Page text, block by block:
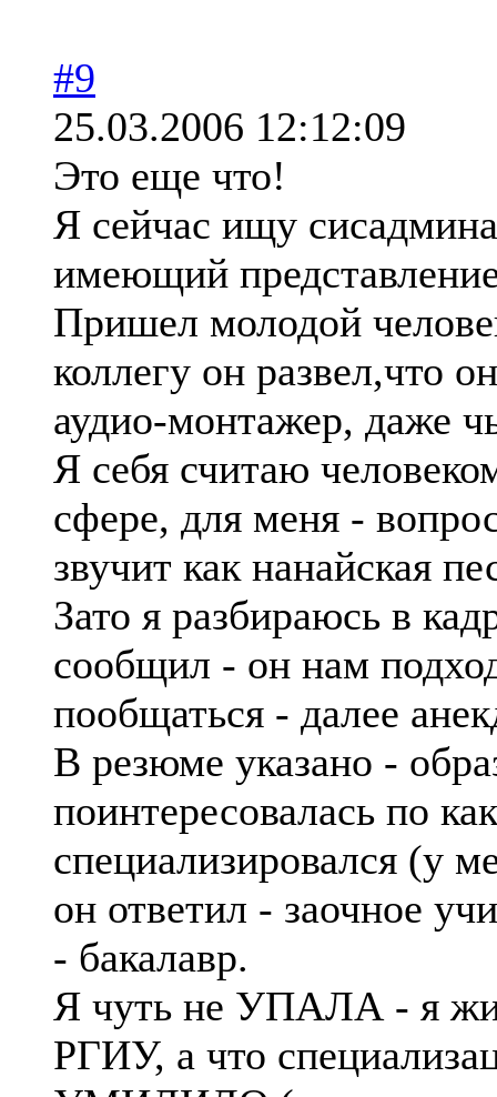
#9
25.03.2006 12:12:09
Это еще что!
Я сейчас ищу
имеющий
Пришел молодой
коллегу он развел,что
аудио-монтажер, даже
Я себя считаю
сфере, для меня -
звучит как нанайская
Зато я разбираюсь в
сообщил - он нам
пообщаться - далее
В резюме указано -
поинтересовалась по
специализировался (у
он ответил - заочное
- бакалавр.
Я чуть не УПАЛА - я
РГИУ, а что